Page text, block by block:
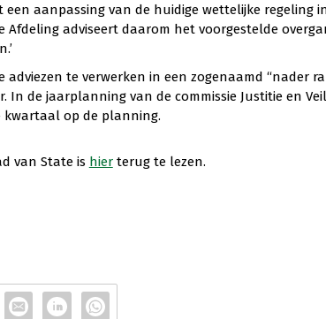
aanpassing van de huidige wettelijke regeling
Afdeling adviseert daarom het voorgestelde
adviezen te verwerken in een zogenaamd “nader
In de jaarplanning van de commissie Justitie en
kwartaal op de planning.
van State is hierterug te lezen.